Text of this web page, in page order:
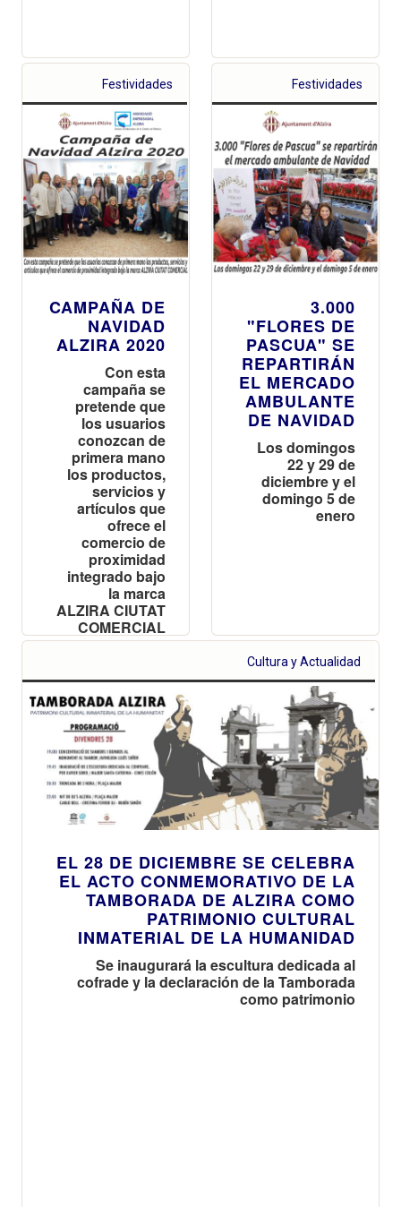
Festividades
CAMPAÑA DE
NAVIDAD
ALZIRA 2020
Con esta
campaña se
pretende que
los usuarios
conozcan de
primera mano
los productos,
servicios y
artículos que
ofrece el
comercio de
proximidad
integrado bajo
la marca
ALZIRA CIUTAT
COMERCIAL
Festividades
3.000
"FLORES DE
PASCUA" SE
REPARTIRÁN
EL MERCADO
AMBULANTE
DE NAVIDAD
Los domingos
22 y 29 de
diciembre y el
domingo 5 de
enero
Cultura y Actualidad
EL 28 DE DICIEMBRE SE CELEBRA
EL ACTO CONMEMORATIVO DE LA
TAMBORADA DE ALZIRA COMO
PATRIMONIO CULTURAL
INMATERIAL DE LA HUMANIDAD
Se inaugurará la escultura dedicada al
cofrade y la declaración de la Tamborada
como patrimonio